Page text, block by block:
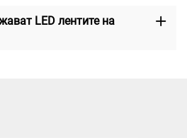
LED лентите на